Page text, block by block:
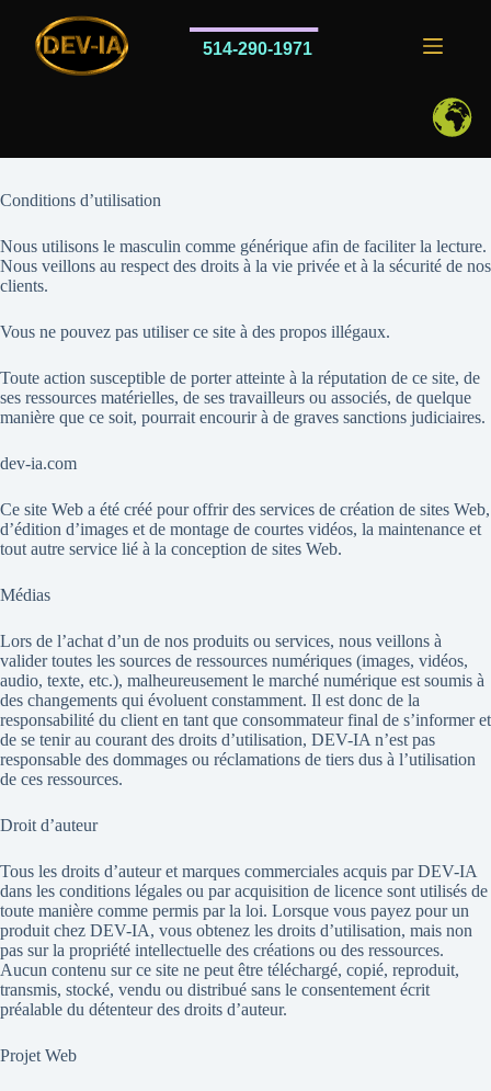
contenu
514-290-1971
Conditions d’utilisation
Nous utilisons le masculin comme générique afin de faciliter la lecture.
Nous veillons au respect des droits à la vie privée et à la sécurité de nos
clients.
Vous ne pouvez pas utiliser ce site à des propos illégaux.
Toute action susceptible de porter atteinte à la réputation de ce site, de
ses ressources matérielles, de ses travailleurs ou associés, de quelque
manière que ce soit, pourrait encourir à de graves sanctions judiciaires.
dev-ia.com
Ce site Web a été créé pour offrir des services de création de sites Web,
d’édition d’images et de montage de courtes vidéos, la maintenance et
tout autre service lié à la conception de sites Web.
Médias
Lors de l’achat d’un de nos produits ou services, nous veillons à
valider toutes les sources de ressources numériques (images, vidéos,
audio, texte, etc.), malheureusement le marché numérique est soumis à
des changements qui évoluent constamment. Il est donc de la
responsabilité du client en tant que consommateur final de s’informer et
de se tenir au courant des droits d’utilisation, DEV-IA n’est pas
responsable des dommages ou réclamations de tiers dus à l’utilisation
de ces ressources.
Droit d’auteur
Tous les droits d’auteur et marques commerciales acquis par DEV-IA
dans les conditions légales ou par acquisition de licence sont utilisés de
toute manière comme permis par la loi. Lorsque vous payez pour un
produit chez DEV-IA, vous obtenez les droits d’utilisation, mais non
pas sur la propriété intellectuelle des créations ou des ressources.
Aucun contenu sur ce site ne peut être téléchargé, copié, reproduit,
transmis, stocké, vendu ou distribué sans le consentement écrit
préalable du détenteur des droits d’auteur.
Projet Web